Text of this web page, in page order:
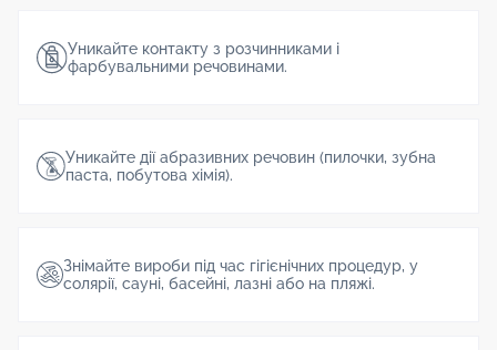
Уникайте контакту з розчинниками і
фарбувальними речовинами.
Уникайте дії абразивних речовин (пилочки, зубна
паста, побутова хімія).
Знімайте вироби під час гігієнічних процедур, у
солярії, сауні, басейні, лазні або на пляжі.